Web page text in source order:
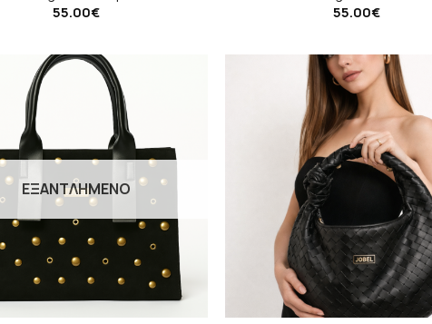
55.00€
55.00€
ΕΞΑΝΤΛΗΜΈΝΟ